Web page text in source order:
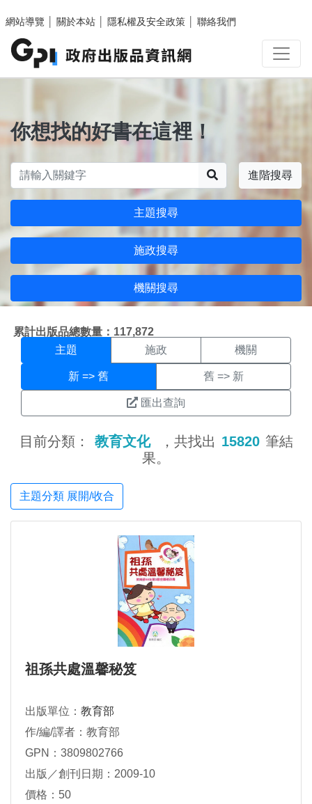
網站導覽
關於本站 隱私權及安全政策 聯絡我們
你想找的好書在這裡！
進階搜尋
主題搜尋
施政搜尋
機關搜尋
累計出版品總數量：117,872
主題搜尋結果頁面
主題 施政 機關
新 => 舊 舊 => 新
匯出查詢
目前分類： 教育文化 ，共找出 15820 筆結
果。
主題分類 展開/收合
祖孫共處溫馨秘笈
出版單位： 教育部
作/編/譯者：教育部
GPN：3809802766
出版／創刊日期：2009-10
價格：50